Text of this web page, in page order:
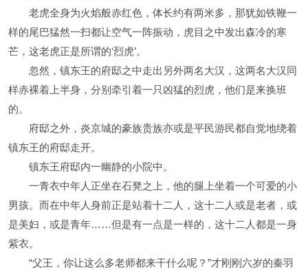
老虎全身为火焰般赤红色，体长约有两米多，那犹如铁鞭一
样的尾巴猛然一扫都让空气一阵振动，虎目之中发出森冷的寒
芒，这老虎正是所谓的‘烈虎’。
忽然，镇东王的府邸之中走出另外两名大汉，这两名大汉同
样赤裸着上半身，分别牵引着一只凶猛的烈虎，他们是来换班
的。
府邸之外，炎京城的豪族贵族亦或是平民游民都自觉地绕着
镇东王的府邸走开。
镇东王府邸内一幽静的小院中。
一青衣中年人正坐在石凳之上，他的腿上坐着一个可爱的小
男孩。而在中年人身前正是站着十二人，这十二人或是老者，或
是美妇，或是青年……但是有一点是一样的，这十二人都是一身
紫衣。
“父王，你让这么多老师都来干什么呢？”才刚刚六岁的秦羽